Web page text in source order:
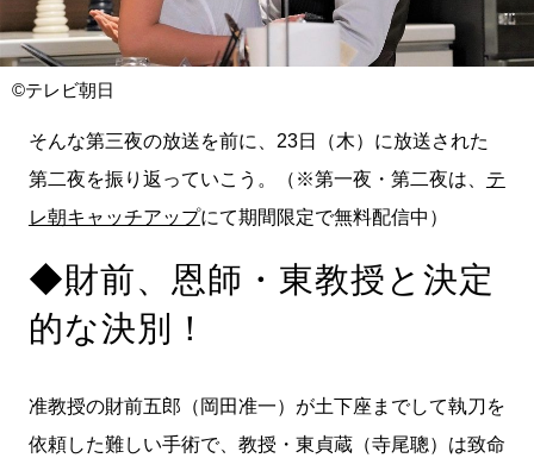
©テレビ朝日
そんな第三夜の放送を前に、23日（木）に放送された
第二夜を振り返っていこう。（※第一夜・第二夜は、 テ
レ朝キャッチアップにて期間限定で無料配信中）
◆財前、恩師・東教授と決定
的な決別！
准教授の財前五郎（岡田准一）が土下座までして執刀を
依頼した難しい手術で、教授・東貞蔵（寺尾聰）は致命